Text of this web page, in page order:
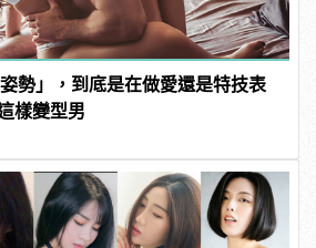
勢」，到底是在做愛還是特技表
樣變型男